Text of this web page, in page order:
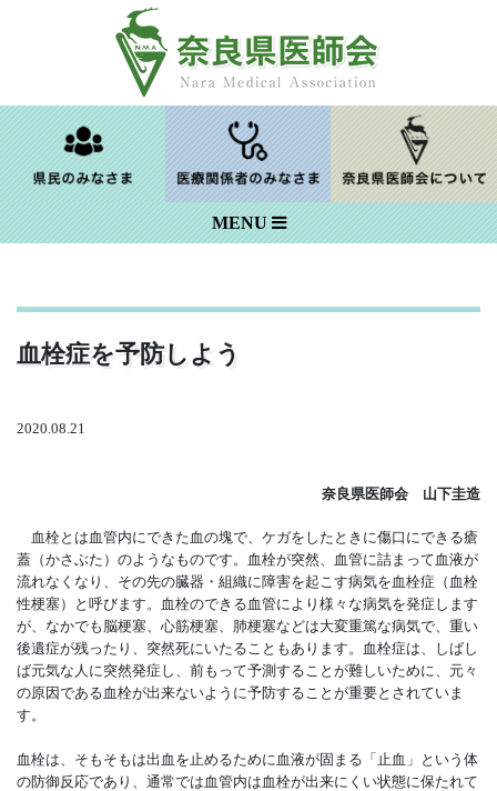
MENU
血栓症を予防しよう
2020.08.21
奈良県医師会 山下圭造
血栓とは血管内にできた血の塊で、ケガをしたときに傷口にできる瘡
蓋（かさぶた）のようなものです。血栓が突然、血管に詰まって血液が
流れなくなり、その先の臓器・組織に障害を起こす病気を血栓症（血栓
性梗塞）と呼びます。血栓のできる血管により様々な病気を発症します
が、なかでも脳梗塞、心筋梗塞、肺梗塞などは大変重篤な病気で、重い
後遺症が残ったり、突然死にいたることもあります。血栓症は、しばし
ば元気な人に突然発症し、前もって予測することが難しいために、元々
の原因である血栓が出来ないように予防することが重要とされていま
す。
血栓は、そもそもは出血を止めるために血液が固まる「止血」という体
の防御反応であり、通常では血管内は血栓が出来にくい状態に保たれて